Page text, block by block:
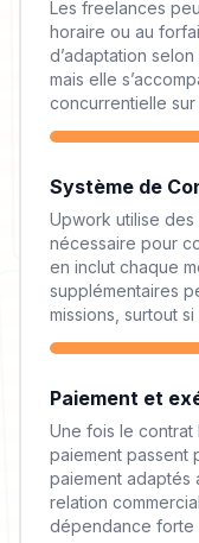
Les freelances
horaire ou au
d’adaptation
mais elle
concurrentielle sur
Système de
Upwork utilise des
nécessaire pour
en inclut chaque
supplémentaires
missions, surtout
Paiement et
Une fois le contrat
paiement passent
paiement adaptés
relation
dépendance forte